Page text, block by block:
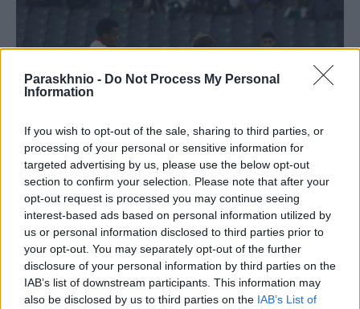
Paraskhnio - Do Not Process My Personal
Information
If you wish to opt-out of the sale, sharing to third parties, or
processing of your personal or sensitive information for
targeted advertising by us, please use the below opt-out
section to confirm your selection. Please note that after your
opt-out request is processed you may continue seeing
interest-based ads based on personal information utilized by
us or personal information disclosed to third parties prior to
your opt-out. You may separately opt-out of the further
disclosure of your personal information by third parties on the
IAB’s list of downstream participants. This information may
also be disclosed by us to third parties on the IAB’s List of
ΑΘΛΗΤΙΣΜΌΣ
Παναθηναϊκός: Πλήρωσε την εικόνα του και τώρα
ψάχνει υπέρβαση στη Σόφια
ΑΝΑΡΤΗΘΗΚΕ ΑΠΟΣΤΈΛΛΑ ΛΊΤΑΙΝΑ 6 ΑΥΓΟΎΣΤΟΥ 2026